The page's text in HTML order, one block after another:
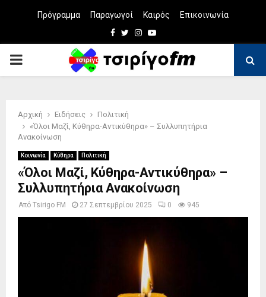
Πρόγραμμα Παραγωγοί Καιρός
Επικοινωνία
Facebook
TwitterInstagram
Youtube
PRIMARY
Αρχική Ειδήσεις
Πολιτική
«Όλοι Μαζί, Κύθηρα-Αντικύθηρα» – Συλλυπητήρια
Ανακοίνωση
Κοινωνία Κύθηρα Πολιτική
«Όλοι Μαζί, Κύθηρα-Αντικύθηρα» –
Συλλυπητήρια Ανακοίνωση
Από Tsirigo FM 27 Σεπτεμβρίου 2025 0 945